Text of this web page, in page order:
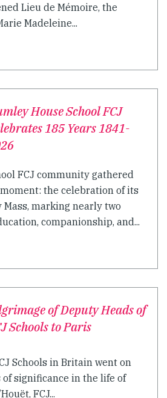
Lieu de Mémoire, the
Madeleine...
House School FCJ
185 Years 1841-
FCJ community gathered
the celebration of its
marking nearly two
companionship, and...
of Deputy Heads of
Schools to Paris
Schools in Britain went on
significance in the life of
FCJ...